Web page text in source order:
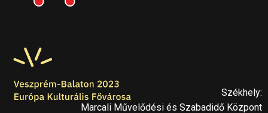
Székhely:
Marcali Művelődési és Szabadidő Központ